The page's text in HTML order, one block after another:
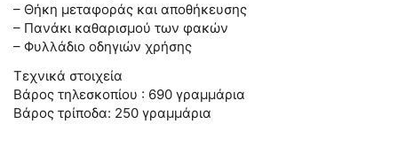
– Θήκη μεταφοράς και αποθήκευσης
– Πανάκι καθαρισμού των φακών
– Φυλλάδιο οδηγιών χρήσης
Τεχνικά στοιχεία
Βάρος τηλεσκοπίου : 690 γραμμάρια
Βάρος τρίποδα: 250 γραμμάρια